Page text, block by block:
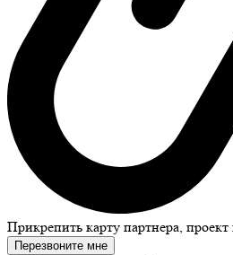
Прикрепить карту партнера, проект
Перезвоните мне